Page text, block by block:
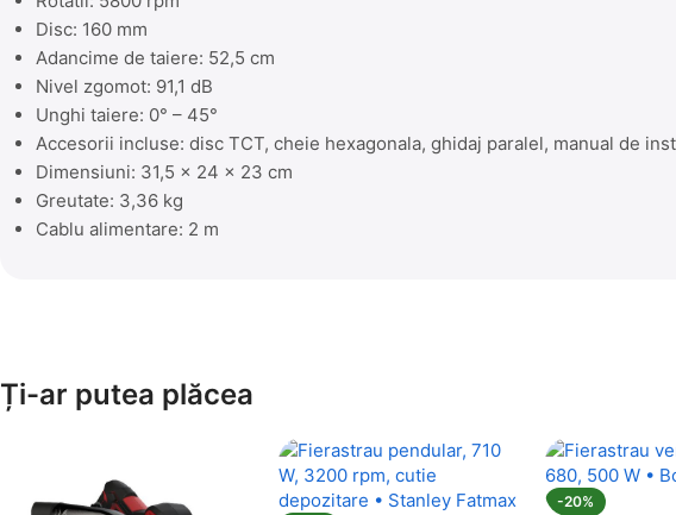
Disc: 160 mm
Adancime de taiere: 52,5 cm
Nivel zgomot: 91,1 dB
Unghi taiere: 0° – 45°
Accesorii incluse: disc TCT, cheie hexagonala, ghidaj paralel, manual de
Dimensiuni: 31,5 x 24 x 23 cm
Greutate: 3,36 kg
Cablu alimentare: 2 m
Ți-ar putea plăcea
-20%